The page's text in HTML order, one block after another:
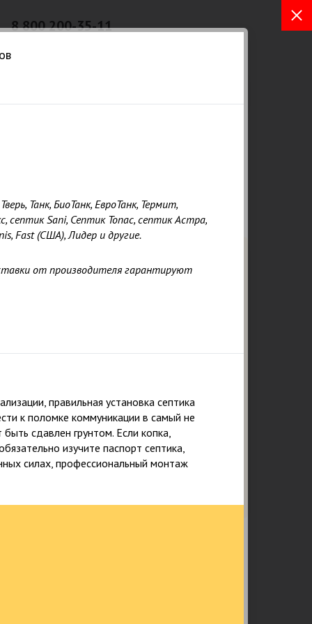
Закажите бесплатный расчет и
консультацию от эксперта
Подтверждаю ознакомление и даю
согласие на обработку персональных данных в
соответствии с Положением о персональных
8 800 200-35-11
Танк, БиоТанк, ЕвроТанк, Термит,
Sani, Септик Топас, септик Астра,
Fast (США), Лидер и другие.
от производителя гарантируют
правильная установка септика
к поломке коммуникации в самый не
сдавлен грунтом. Если копка,
изучите паспорт септика,
силах, профессиональный монтаж